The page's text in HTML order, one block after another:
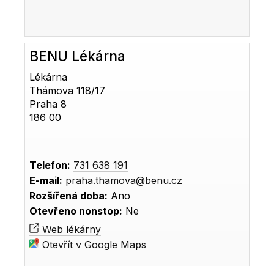
BENU Lékárna
Lékárna
Thámova 118/17
Praha 8
186 00
Telefon: 731 638 191
E-mail: praha.thamova@benu.cz
Rozšířená doba: Ano
Otevřeno nonstop: Ne
Web lékárny
Otevřít v Google Maps